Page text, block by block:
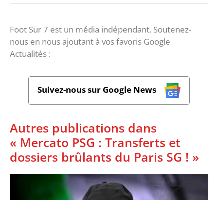
Foot Sur 7 est un média indépendant. Soutenez-
nous en nous ajoutant à vos favoris Google
Actualités :
Suivez-nous sur Google News
Autres publications dans
« Mercato PSG : Transferts et
dossiers brûlants du Paris SG ! »